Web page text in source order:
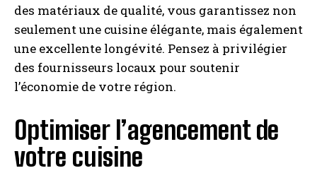
des matériaux de qualité, vous garantissez non
seulement une cuisine élégante, mais également
une excellente longévité. Pensez à privilégier
des fournisseurs locaux pour soutenir
l’économie de votre région.
Optimiser l’agencement de
votre cuisine